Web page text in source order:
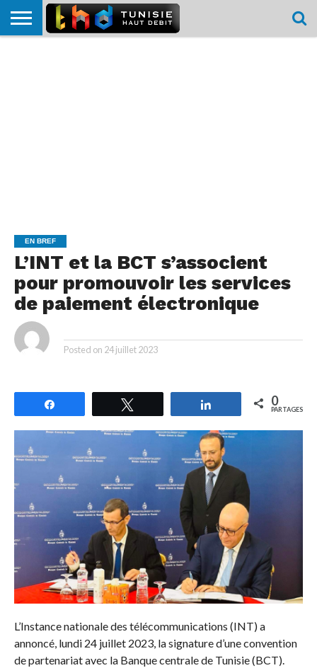
EN BREF
L’INT et la BCT s’associent
pour promouvoir les services
de paiement électronique
Posted on 24 juillet 2023
Partagez 0
PARTAGES
L’Instance nationale des télécommunications (INT) a
annoncé, lundi 24 juillet 2023, la signature d’une convention
de partenariat avec la Banque centrale de Tunisie (BCT).